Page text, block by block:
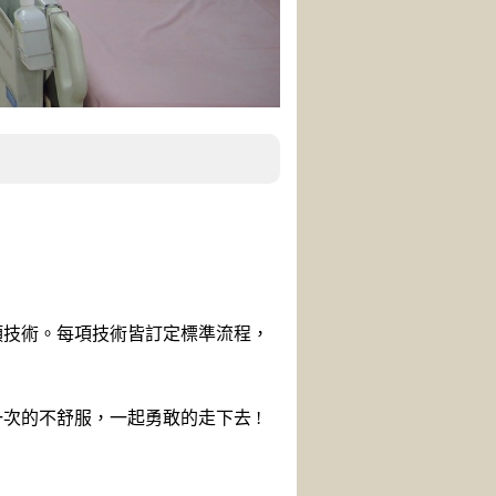
術。每項技術皆訂定標準流程，
的不舒服，一起勇敢的走下去 !